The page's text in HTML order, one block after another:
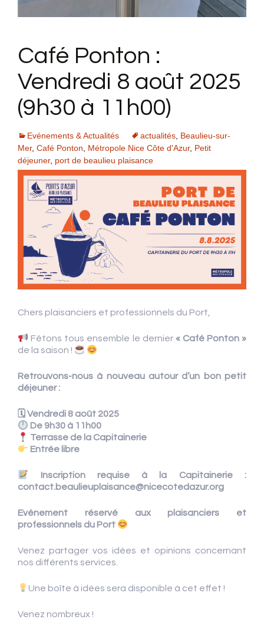
Café Ponton :
Vendredi 8 août 2025
(9h30 à 11h00)
Evénements & Actualités actualités Beaulieu-sur-
Mer, Café Ponton Métropole Nice Côte d'Azur, Petit
déjeuner, port de beaulieu plaisance
Chers plaisanciers et professionnels du Port,
Fêtons tous ensemble le dernier « Café Ponton »
de la saison !
Retrouvons-nous à nouveau autour d’un bon petit
déjeuner :
🗓 Vendredi 8 août 2025
De 9h30 à 11h00
Terrasse de la Capitainerie
Entrée libre
Inscription requise à la Capitainerie :
contact.beaulieuplaisance@nicecotedazur.org
Evénement réservé aux plaisanciers et
professionnels du Port
Venez partager vos idées et opinions concernant
nos différents services.
Une boîte à idées sera disponible à cet effet !
Venez nombreux !